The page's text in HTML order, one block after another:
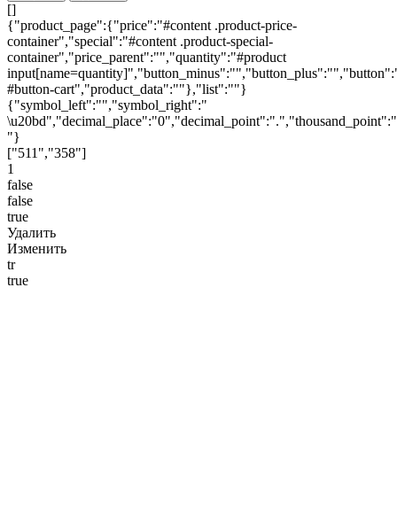
[]
{"product_page":{"price":"#content .product-price-
container","special":"#content .product-special-
container","price_parent":"","quantity":"#product
#button-cart","product_data":""},"list":""}
{"symbol_left":"","symbol_right":"
\u20bd","decimal_place":"0","decimal_point":".","thousand_point":"
"}
["511","358"]
1
false
false
true
Удалить
Изменить
tr
true